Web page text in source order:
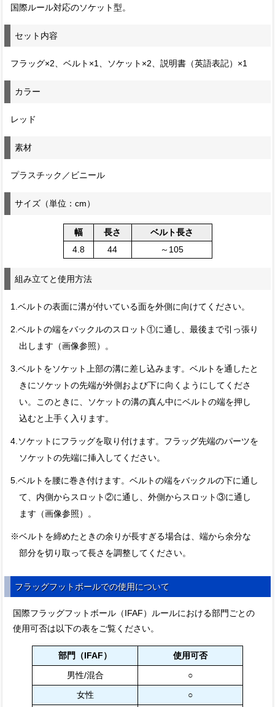
国際ルール対応のソケット型。
セット内容
フラッグ×2、ベルト×1、ソケット×2、説明書（英語表記）×1
カラー
レッド
素材
プラスチック／ビニール
サイズ（単位：cm）
幅 長さ
ベルト長さ
4.8
44 ～105
組み立てと使用方法
1.ベルトの表面に溝が付いている面を外側に向けてください。
2.ベルトの端をバックルのスロット①に通し、最後まで引っ張り
出します（画像参照）。
3.ベルトをソケット上部の溝に差し込みます。ベルトを通したと
きにソケットの先端が外側および下に向くようにしてくださ
い。このときに、ソケットの溝の真ん中にベルトの端を押し
込むと上手く入ります。
4.ソケットにフラッグを取り付けます。フラッグ先端のパーツを
ソケットの先端に挿入してください。
5.ベルトを腰に巻き付けます。ベルトの端をバックルの下に通し
て、内側からスロット②に通し、外側からスロット③に通し
ます（画像参照）。
※ベルトを締めたときの余りが長すぎる場合は、端から余分な
部分を切り取って長さを調整してください。
フラッグフットボールでの使用について
国際フラッグフットボール（IFAF）ルールにおける部門ごとの
使用可否は以下の表をご覧ください。
部門（IFAF）
使用可否
男性/混合
○
女性
○